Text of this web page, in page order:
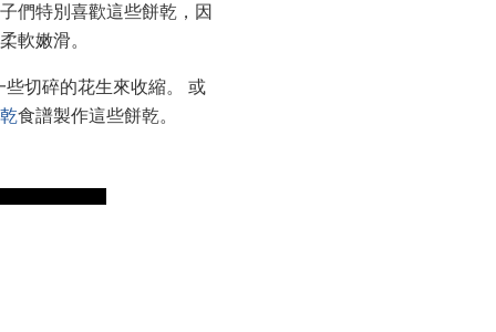
們特別喜歡這些餅乾，因
軟嫩滑。
切碎的花生來收縮。 或
食譜製作這些餅乾。